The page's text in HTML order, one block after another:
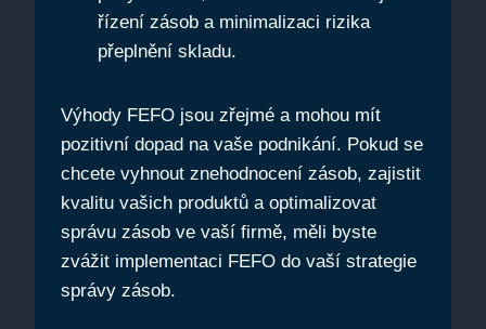
​řízení zásob ⁢a minimalizaci ⁢rizika
přeplnění skladu.
Výhody FEFO⁣ jsou zřejmé a mohou mít
⁢pozitivní ⁢dopad ⁣na vaše podnikání. Pokud se
chcete vyhnout znehodnocení zásob, zajistit
kvalitu ⁢vašich produktů a optimalizovat
správu zásob ve vaší firmě, měli byste
zvážit implementaci ​FEFO ⁤do vaší strategie
správy zásob.